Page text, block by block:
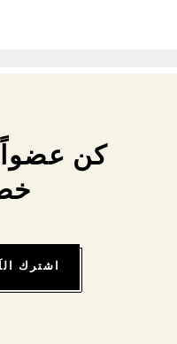
كن
اشترك